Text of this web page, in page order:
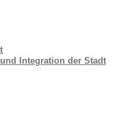
Integration der Stadt